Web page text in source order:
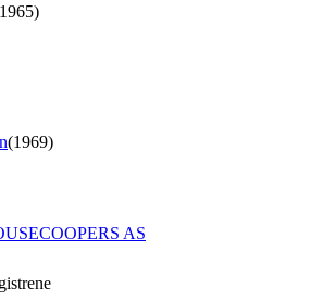
1965)
(1969)
AS